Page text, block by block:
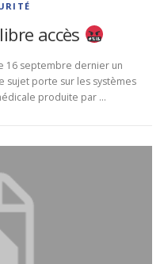
accès
16 septembre dernier un
sujet porte sur les systèmes
produite par …